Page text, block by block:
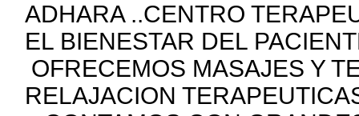
ADHARA ..CENTRO
EL BIENESTAR DEL
OFRECEMOS MASAJES Y
RELAJACION